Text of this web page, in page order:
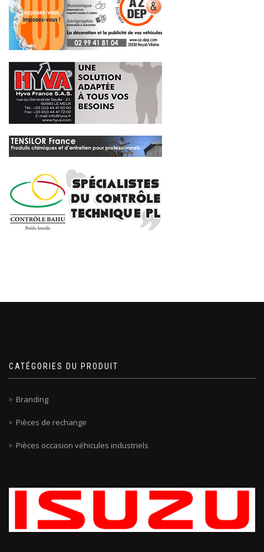
CATÉGORIES DU PRODUIT
Branding
Pièces de rechange
Pièces occasion véhicules industriels